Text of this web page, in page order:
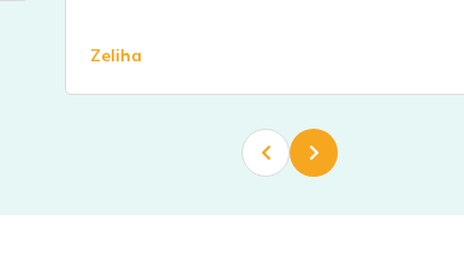
Zeliha